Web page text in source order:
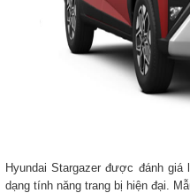
Hyundai Stargazer được đánh
dạng tính năng trang bị hiện đại.